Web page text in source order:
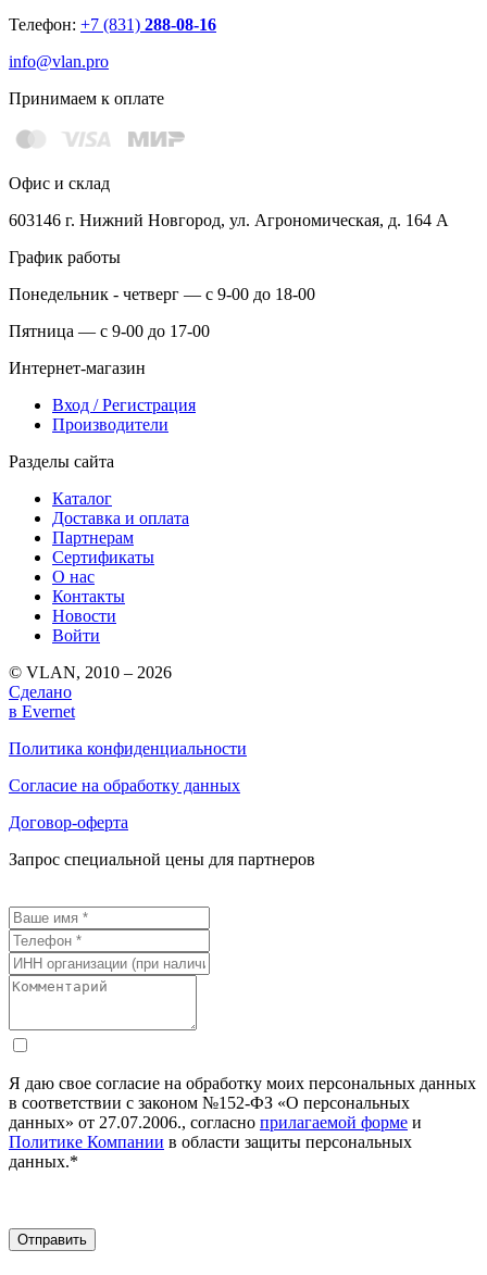
Телефон: +7 (831) 288-08-16
info@vlan.pro
Принимаем к оплате
Офис и склад
603146 г. Нижний Новгород, ул. Агрономическая, д. 164 А
График работы
Понедельник - четверг — с 9-00 до 18-00
Пятница — с 9-00 до 17-00
Интернет-магазин
Вход / Регистрация
Производители
Разделы сайта
Каталог
Доставка и оплата
Партнерам
Сертификаты
О нас
Контакты
Новости
Войти
© VLAN, 2010 – 2026
Сделано
в Evernet
Политика конфиденциальности
Согласие на обработку данных
Договор-оферта
Запрос специальной цены для партнеров
Я даю свое согласие на обработку моих персональных данных
в соответствии с законом №152-ФЗ «О персональных
данных» от 27.07.2006., согласно прилагаемой форме и
Политике Компании в области защиты персональных
данных.*